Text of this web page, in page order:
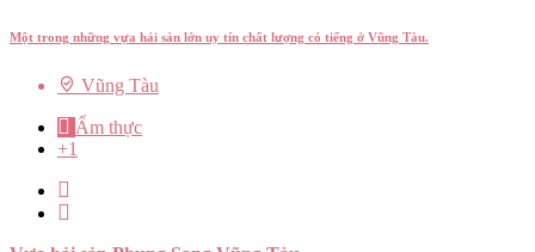
Một trong những vựa hải sản lớn uy tín chất lượng có tiếng ở Vũng Tàu.
Vũng Tàu
Ẩm thực
+1